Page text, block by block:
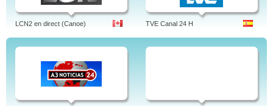
LCN2 en direct (Canoe) TVE Canal 24 H